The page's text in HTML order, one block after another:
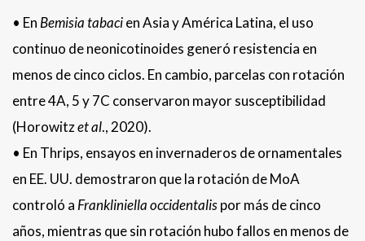
• En Bemisia tabacien Asia y América Latina, el uso
continuo de neonicotinoides generó resistencia en
menos de cinco ciclos. En cambio, parcelas con rotación
entre 4A, 5 y 7C conservaron mayor susceptibilidad
(Horowitzet al., 2020).
• En Thrips, ensayos en invernaderos de ornamentales
en EE. UU. demostraron que la rotación de MoA
controló a Frankliniella occidentalispor más de cinco
años, mientras que sin rotación hubo fallos en menos de